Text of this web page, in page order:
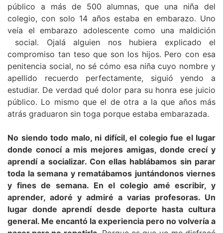
público a más de 500 alumnas, que una niña del
colegio, con solo 14 años estaba en embarazo. Uno
veía el embarazo adolescente como una maldición
social. Ojalá alguien nos hubiera explicado el
compromiso tan teso que son los hijos. Pero con esa
penitencia social, no sé cómo esa niña cuyo nombre y
apellido recuerdo perfectamente, siguió yendo a
estudiar. De verdad qué dolor para su honra ese juicio
público. Lo mismo que el de otra a la que años más
atrás graduaron sin toga porque estaba embarazada.
No siendo todo malo, ni difícil, el colegio fue el lugar
donde conocí a mis mejores amigas, donde crecí y
aprendí a socializar. Con ellas hablábamos sin parar
toda la semana y rematábamos juntándonos viernes
y fines de semana. En el colegio amé escribir, y
aprender, adoré y admiré a varias profesoras. Un
lugar donde aprendí desde deporte hasta cultura
general. Me encantó la experiencia pero no volvería a